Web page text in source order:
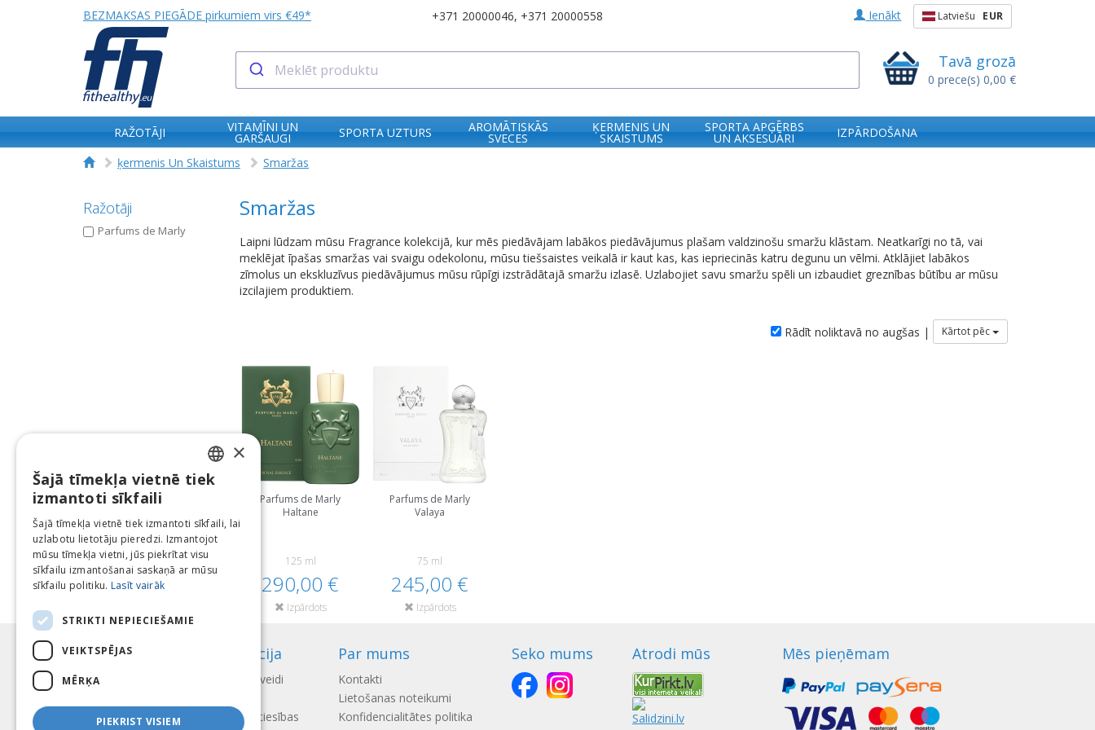
BEZMAKSAS PIEGĀDE pirkumiem virs €49* +371 20000046, +371 20000558 Ienākt Latviešu EUR
Tavā grozā
0 prece(s) 0,00 €
RAŽOTĀJI VITAMĪNI UN
GARŠAUGI SPORTA UZTURS AROMĀTISKĀS
SVECES
ĶERMENIS UN
SKAISTUMS
SPORTA APĢĒRBS
UN AKSESUĀRI
IZPĀRDOŠANA
ķermenis Un Skaistums
Smaržas
Ražotāji
Parfums de Marly
Smaržas
Laipni lūdzam mūsu Fragrance kolekcijā, kur mēs piedāvājam labākos piedāvājumus plašam valdzinošu smaržu klāstam. Neatkarīgi no tā, vai
meklējat īpašas smaržas vai svaigu odekolonu, mūsu tiešsaistes veikalā ir kaut kas, kas iepriecinās katru degunu un vēlmi. Atklājiet labākos
zīmolus un ekskluzīvus piedāvājumus mūsu rūpīgi izstrādātajā smaržu izlasē. Uzlabojiet savu smaržu spēli un izbaudiet greznības būtību ar mūsu
izcilajiem produktiem.
Rādīt noliktavā no augšas | Kārtot pēc
Parfums de Marly
Haltane
125 ml
290,00 €
Izpārdots
Parfums de Marly
Valaya
75 ml
245,00 €
Izpārdots
Informācija
Apmaksas veidi
Atteikuma tiesības
Par mums
Kontakti
Lietošanas noteikumi
Konfidencialitātes politika
Seko mums Atrodi mūs Mēs pieņēmam
LATVIAN
LITHUANIAN
ESTONIAN
×
Šajā tīmekļa vietnē tiek
izmantoti sīkfaili
Šajā tīmekļa vietnē tiek izmantoti sīkfaili, lai
uzlabotu lietotāju pieredzi. Izmantojot
mūsu tīmekļa vietni, jūs piekrītat visu
sīkfailu izmantošanai saskaņā ar mūsu
sīkfailu politiku. Lasīt vairāk
STRIKTI NEPIECIEŠAMIE
VEIKTSPĒJAS
MĒRĶA
PIEKRIST VISIEM